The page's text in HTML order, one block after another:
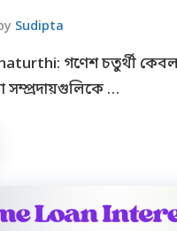
Sudipta
গণেশ চতুর্থী
সম্প্রদায়গুলিকে …